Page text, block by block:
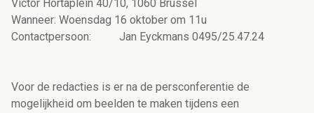
Victor Hortaplein 40/10, 1060 Brussel
Wanneer: Woensdag 16 oktober om 11u
Contactpersoon: Jan Eyckmans 0495/25.47.24
Voor de redacties is er na de persconferentie de
mogelijkheid om beelden te maken tijdens een